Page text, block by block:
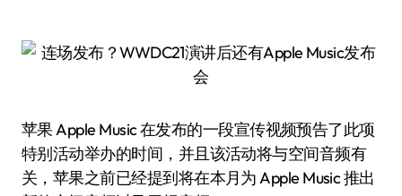
苹果 Apple Music 在发布的一段宣传视频预告了此项
特别活动举办的时间，并且该活动将与空间音频有
关，苹果之前已经提到将在本月为 Apple Music 推出